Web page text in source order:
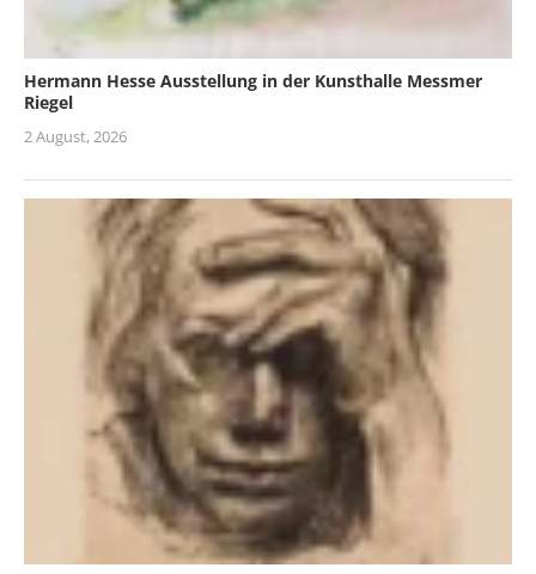
Hermann Hesse Ausstellung in der Kunsthalle Messmer
Riegel
2 August, 2026